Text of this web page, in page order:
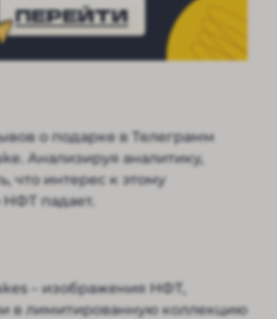
ПЕРЕЙТИ
о подарке в Телеграмм
Анализируя аналитику,
что интерес к этому
падает.
– изображения НФТ,
в лимитированную коллекцию